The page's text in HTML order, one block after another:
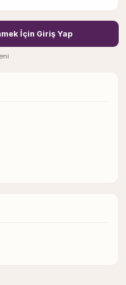
İçin Giriş Yap